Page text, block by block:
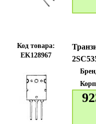
Код товара:
EK128967